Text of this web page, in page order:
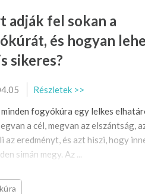
adják fel sokan a
és hogyan
sikeres?
Részletek >>
fogyókúra egy lelkes
a cél, megvan az elszántság,
az eredményt, és azt hiszi, hogy
simán megy. Az ...